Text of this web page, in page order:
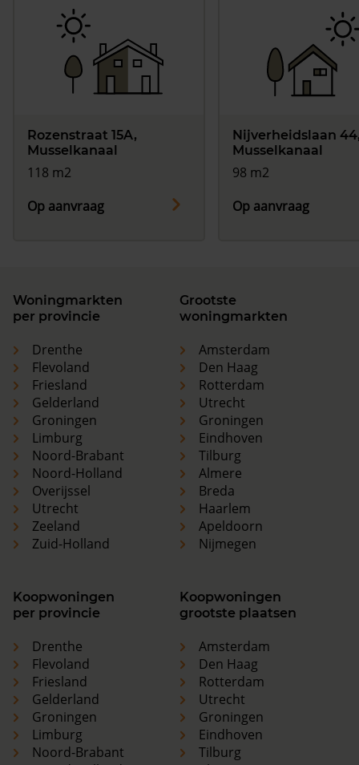
Rozenstraat 15A,
Musselkanaal
118 m2
Op aanvraag
Nijverheidslaan
Musselkanaal
98 m2
Op aanvraag
Woningmarkten
per provincie
Drenthe
Flevoland
Friesland
Gelderland
Groningen
Limburg
Noord-Brabant
Noord-Holland
Overijssel
Utrecht
Zeeland
Zuid-Holland
Grootste
woningmarkten
Amsterdam
Den Haag
Rotterdam
Utrecht
Groningen
Eindhoven
Tilburg
Almere
Breda
Haarlem
Apeldoorn
Nijmegen
Koopwoningen
per provincie
Drenthe
Flevoland
Friesland
Gelderland
Groningen
Limburg
Noord-Brabant
Koopwoningen
grootste plaatsen
Amsterdam
Den Haag
Rotterdam
Utrecht
Groningen
Eindhoven
Tilburg